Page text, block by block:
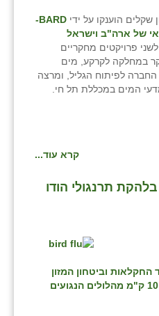
BARD
-
של ארה"ב וישראל
לשני פרויקטים מחקריים
במחלקה לקרקע, מים
לפיתוח הגליל, ומרצה
המים במכללת תל חי.
קרא עוד...
תרנגולי הודו
החקלאות וביטחון המזון